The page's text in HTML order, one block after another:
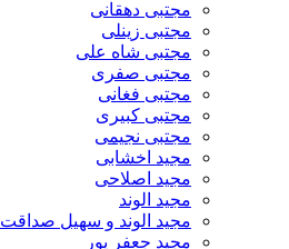
مجتبی دهقانی
مجتبی زینلی
مجتبی شاه علی
مجتبی صفری
مجتبی فغانی
مجتبی کبیری
مجتبی نجیمی
مجید اخشابی
مجید اصلاحی
مجید الوند‎
مجید الوند و سهیل صداقت
مجید جعفر پور